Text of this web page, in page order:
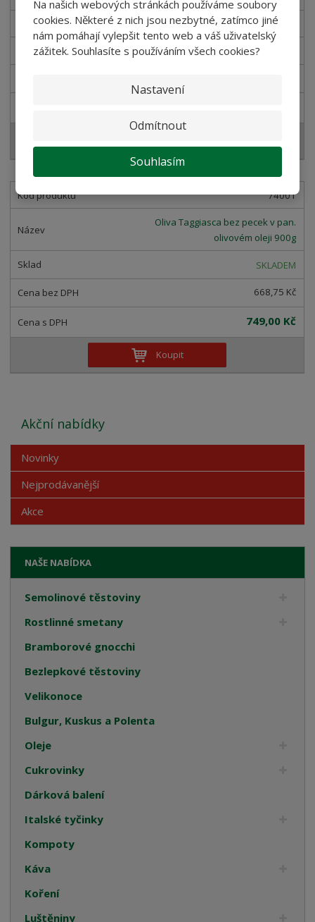
Na našich webových stránkách používáme soubory
cookies. Některé z nich jsou nezbytné, zatímco jiné
nám pomáhají vylepšit tento web a váš uživatelský
zážitek. Souhlasíte s používáním všech cookies?
Nastavení
Odmítnout
Souhlasím
Feferonky v oleji Calvi 100g
SKLADEM
74001
Oliva Taggiasca bez pecek v pan.
olivovém oleji 900g
SKLADEM
668,75 Kč
749,00 Kč
Koupit
NAŠE NABÍDKA
Semolinové těstoviny
Rostlinné smetany
Bramborové gnocchi
Bezlepkové těstoviny
Velikonoce
Bulgur, Kuskus a Polenta
Oleje
Cukrovinky
Dárková balení
Italské tyčinky
Kompoty
Káva
Koření
Luštěniny
Akční nabídky
Novinky
Nejprodávanější
Akce